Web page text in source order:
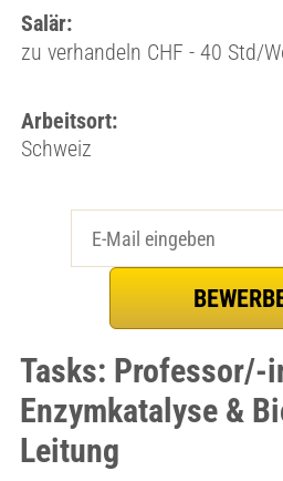
Salär:
zu verhandeln CHF - 40 Std/
Arbeitsort:
Schweiz
Tasks: Professor/-
Enzymkatalyse &
Leitung